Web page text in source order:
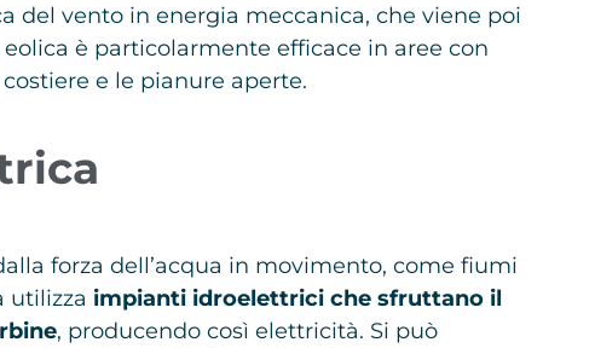
del vento in energia meccanica, che viene poi
è particolarmente efficace in aree con
e le pianure aperte.
forza dell’acqua in movimento, come fiumi
utilizza impianti idroelettrici che sfruttano il
, producendo così elettricità. Si può